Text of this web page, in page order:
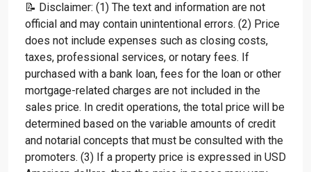
📝 Disclaimer: (1) The text and information are not
official and may contain unintentional errors. (2) Price
does not include expenses such as closing costs,
taxes, professional services, or notary fees. If
purchased with a bank loan, fees for the loan or other
mortgage-related charges are not included in the
sales price. In credit operations, the total price will be
determined based on the variable amounts of credit
and notarial concepts that must be consulted with the
promoters. (3) If a property price is expressed in USD